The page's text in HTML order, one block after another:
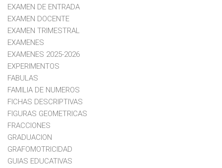
EXAMEN DE ENTRADA
EXAMEN DOCENTE
EXAMEN TRIMESTRAL
EXAMENES
EXAMENES 2025-2026
EXPERIMENTOS
FABULAS
FAMILIA DE NUMEROS
FICHAS DESCRIPTIVAS
FIGURAS GEOMETRICAS
FRACCIONES
GRADUACION
GRAFOMOTRICIDAD
GUIAS EDUCATIVAS